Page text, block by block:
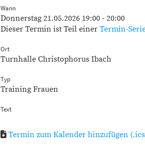
Wann
Donnerstag 21.05.2026 19:00 - 20:00
Dieser Termin ist Teil einer Termin-
Ort
Turnhalle Christophorus Ibach
Typ
Training Frauen
Text
Termin zum Kalender hinzufügen